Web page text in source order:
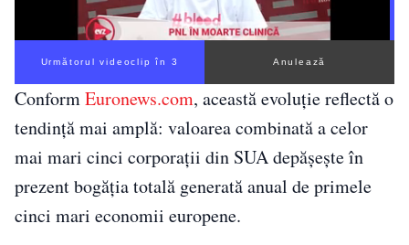
Următorul videoclip în 1 Anulează
ConformEuronews.com, această evoluție reflectă o
tendință mai amplă: valoarea combinată a celor
mai mari cinci corporații din SUA depășește în
prezent bogăția totală generată anual de primele
cinci mari economii europene.